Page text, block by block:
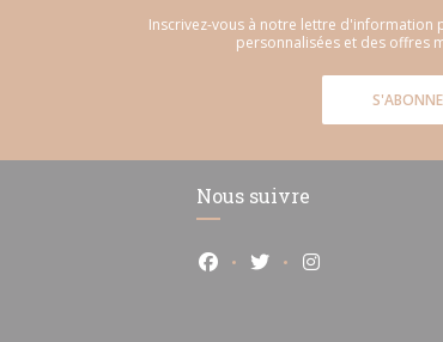
Inscrivez-vous à notre lettre d'information
personnalisées et des offres
Nous suivre
Facebook ((ouvre une
Twitter ((ouvre une
Instagram